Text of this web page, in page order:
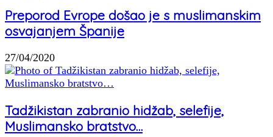
Preporod Evrope došao je s muslimanskim
osvajanjem Španije
27/04/2020
Tadžikistan zabranio hidžab, selefije,
Muslimansko bratstvo…